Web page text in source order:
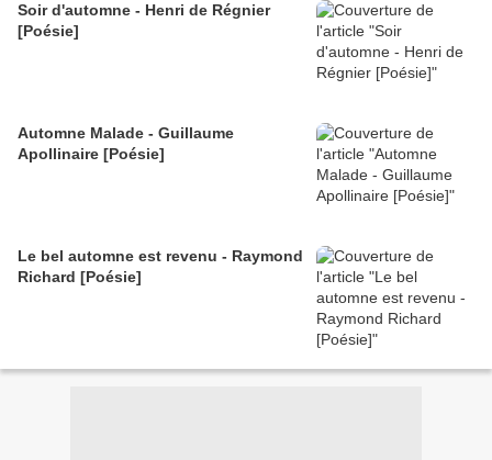
Soir d'automne - Henri de Régnier
[Poésie]
Automne Malade - Guillaume
Apollinaire [Poésie]
Le bel automne est revenu - Raymond
Richard [Poésie]